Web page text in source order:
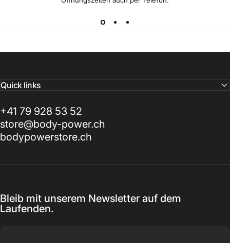
Quick links
+41 79 928 53 52
store@body-power.ch
bodypowerstore.ch
Bleib mit unserem Newsletter auf dem
Laufenden.